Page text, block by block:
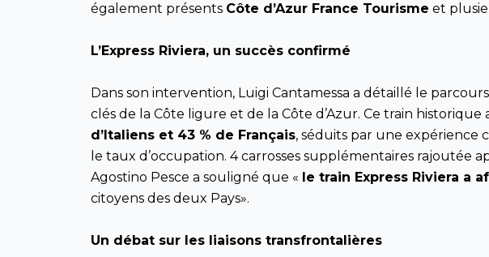
également présents Côte d’Azur France Tourisme et
L’Express Riviera, un succès confirmé
Dans son intervention, Luigi Cantamessa a détaillé le parcours
clés de la Côte ligure et de la Côte d’Azur. Ce train
d’Italiens et 43 % de Français, séduits par une
le taux d’occupation. 4 carrosses supplémentaires rajoutée
Agostino Pesce a souligné que « le train Express Riviera a
citoyens des deux Pays».
Un débat sur les liaisons transfrontalières